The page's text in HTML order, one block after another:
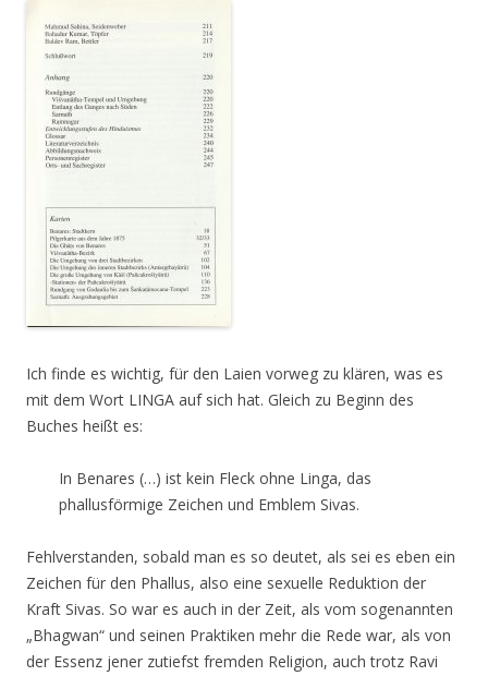
Ich finde es wichtig, für den Laien vorweg zu klären, was es
mit dem Wort LINGA auf sich hat. Gleich zu Beginn des
Buches heißt es:
In Benares (…) ist kein Fleck ohne Linga, das
phallusförmige Zeichen und Emblem Sivas.
Fehlverstanden, sobald man es so deutet, als sei es eben ein
Zeichen für den Phallus, also eine sexuelle Reduktion der
Kraft Sivas. So war es auch in der Zeit, als vom sogenannten
„Bhagwan“ und seinen Praktiken mehr die Rede war, als von
der Essenz jener zutiefst fremden Religion, auch trotz Ravi